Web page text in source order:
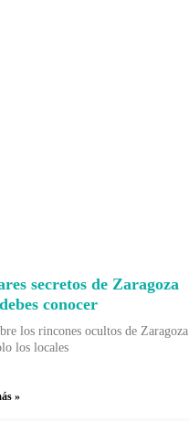
secretos de Zaragoza
conocer
los rincones ocultos de Zaragoza
los locales
»